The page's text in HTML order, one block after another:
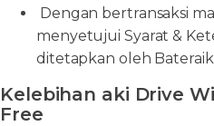
Dengan bertransaksi
menyetujui Syarat &
ditetapkan oleh
Kelebihan aki Drive
Free